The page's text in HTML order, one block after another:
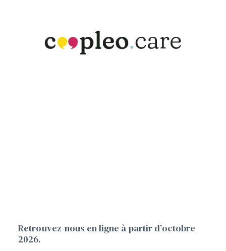
Retrouvez-nous en ligne à partir d’octobre
2026.